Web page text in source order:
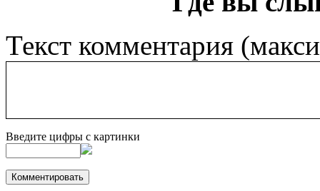
Текст комментария
Введите цифры с картинки